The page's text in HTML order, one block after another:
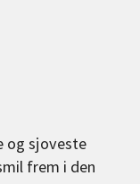
og sjoveste
frem i den